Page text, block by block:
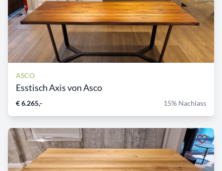
ASCO
Esstisch Axis von Asco
€ 6.265,- 15% Nachlass